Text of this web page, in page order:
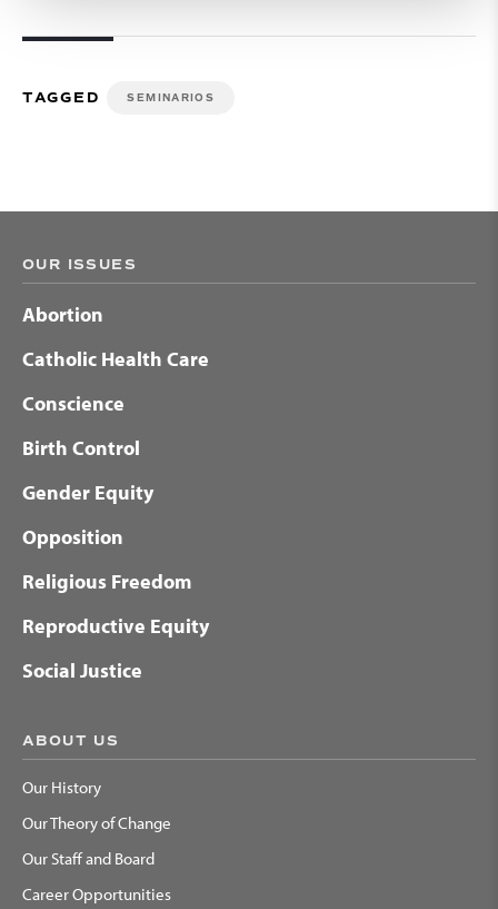
TAGGED SEMINARIOS
OUR ISSUES
Abortion
Catholic Health Care
Conscience
Birth Control
Gender Equity
Opposition
Religious Freedom
Reproductive Equity
Social Justice
ABOUT US
Our History
Our Theory of Change
Our Staff and Board
Career Opportunities